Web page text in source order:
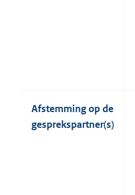
Afstemming op de
gesprekspartner(s)